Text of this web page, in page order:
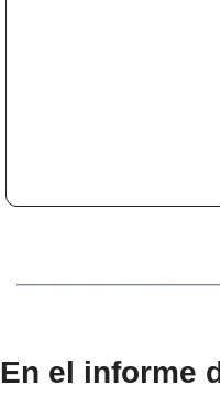
En el informe